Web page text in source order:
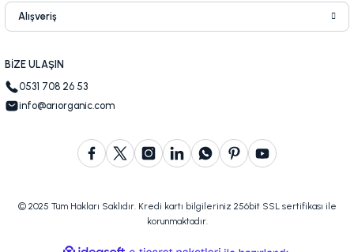
Alışveriş
BİZE ULAŞIN
0531 708 26 53
info@arıorganic.com
© 2025 Tüm Hakları Saklıdır. Kredi kartı bilgileriniz 256bit SSL sertifikası ile
korunmaktadır.